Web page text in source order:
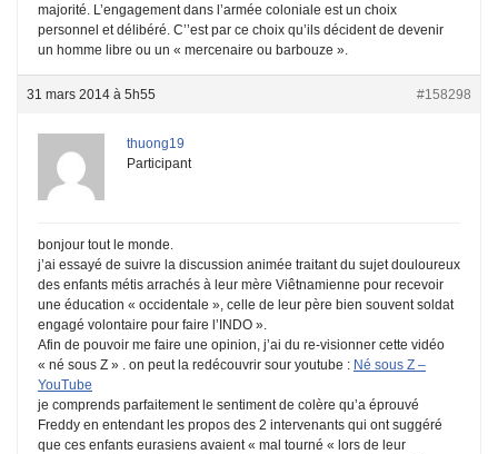
majorité. L’engagement dans l’armée coloniale est un choix
personnel et délibéré. C’’est par ce choix qu’ils décident de devenir
un homme libre ou un « mercenaire ou barbouze ».
31 mars 2014 à 5h55 #158298
thuong19
Participant
bonjour tout le monde.
j’ai essayé de suivre la discussion animée traitant du sujet douloureux
des enfants métis arrachés à leur mère Viêtnamienne pour recevoir
une éducation « occidentale », celle de leur père bien souvent soldat
engagé volontaire pour faire l’INDO ».
Afin de pouvoir me faire une opinion, j’ai du re-visionner cette vidéo
« né sous Z » . on peut la redécouvrir sour youtube : Né sous Z –
YouTube
je comprends parfaitement le sentiment de colère qu’a éprouvé
Freddy en entendant les propos des 2 intervenants qui ont suggéré
que ces enfants eurasiens avaient « mal tourné « lors de leur